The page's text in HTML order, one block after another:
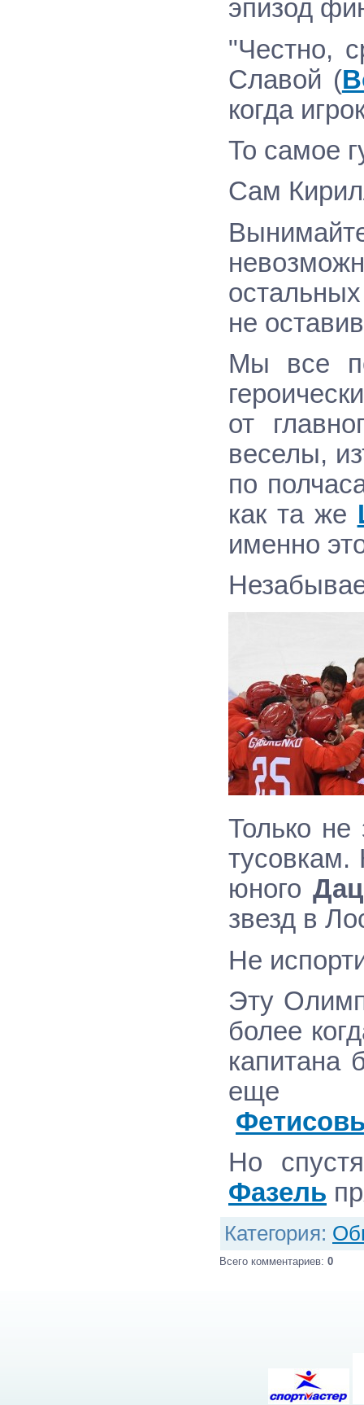
эпизод
"Честно,
Славой (
когда
То самое
Сам
не
Мы все
от
веселы,
по
как та же
именно
Только
тусовкам.
юного
звезд в
Не
Эту
более
капитана
Но
Фазель
Категория:
Всего комментариев: 0